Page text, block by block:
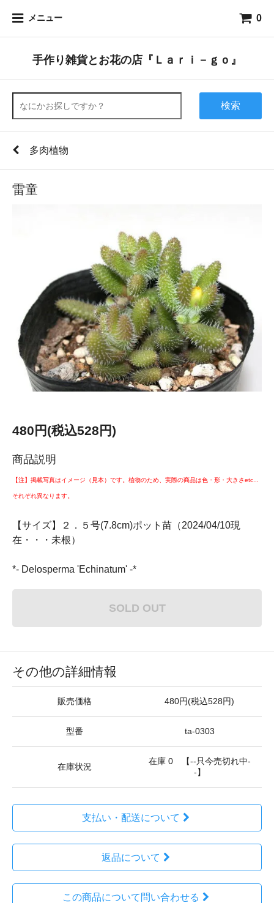
メニュー 0
手作り雑貨とお花の店『Ｌａｒｉ－ｇｏ』
検索
多肉植物
雷童
480円(税込528円)
商品説明
【注】掲載写真はイメージ（見本）です。植物のため、実際の商品は色・形・大きさetc...
それぞれ異なります。
【サイズ】２．５号(7.8cm)ポット苗（2024/04/10現
在・・・未根）
*- Delosperma 'Echinatum' -*
SOLD OUT
その他の詳細情報
販売価格 480円(税込528円)
型番 ta-0303
在庫状況
在庫 0 【--只今売切れ中-
-】
支払い・配送について
返品について
この商品について問い合わせる